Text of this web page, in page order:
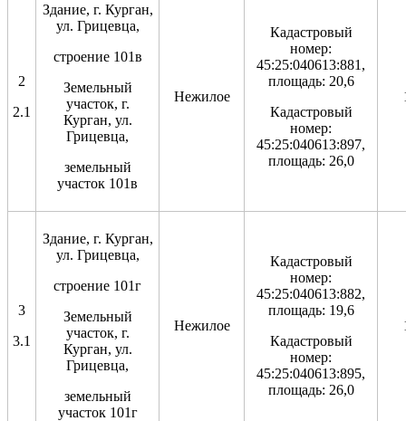
2
2.1
Здание, г. Курган,
ул. Грицевца,
строение 101в
Земельный
участок, г.
Курган, ул.
Грицевца,
земельный
участок 101в
Нежилое
Кадастровый
номер:
45:25:040613:881,
площадь: 20,6
Кадастровый
номер:
45:25:040613:897,
площадь: 26,0
3
3.1
Здание, г. Курган,
ул. Грицевца,
строение 101г
Земельный
участок, г.
Курган, ул.
Грицевца,
земельный
участок 101г
Нежилое
Кадастровый
номер:
45:25:040613:882,
площадь: 19,6
Кадастровый
номер:
45:25:040613:895,
площадь: 26,0